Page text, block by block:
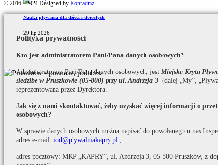
Nauka pływania dla dzieci i dorosłych
29 lip 2026
© 2016 - 2024 Designed byKonradmz
Polityka prywatności
Kto jest administratorem Pani/Pana danych osobowych?
Administratorem Pani/Pana danych osobowych, jest Miejska Kryta
siedzibę w Pruszkowie (05-800) przy ul. Andrzeja 3 (dalej „My”,
reprezentowana przez Dyrektora.
Jak się z nami skontaktować, żeby uzyskać więcej informacji o
osobowych?
W sprawie danych osobowych można napisać do powołanego u nas
adres e-mail: iod@plywalniakapry.pl
adres pocztowy: MKP „KAPRY”, ul. Andrzeja 3, 05-800 Pruszków, z